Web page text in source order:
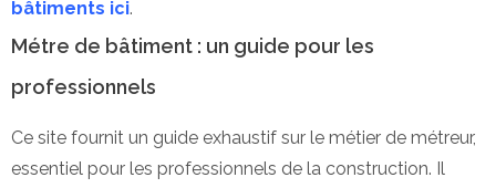
bâtiments ici.
Métre de bâtiment : un guide pour les
professionnels
Ce site fournit un guide exhaustif sur le métier de métreur,
essentiel pour les professionnels de la construction. Il